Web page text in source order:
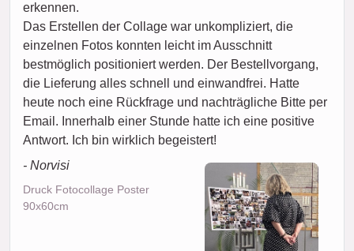
erkennen.
Das Erstellen der Collage war unkompliziert, die
einzelnen Fotos konnten leicht im Ausschnitt
bestmöglich positioniert werden. Der Bestellvorgang,
die Lieferung alles schnell und einwandfrei. Hatte
heute noch eine Rückfrage und nachträgliche Bitte per
Email. Innerhalb einer Stunde hatte ich eine positive
Antwort. Ich bin wirklich begeistert!
- Norvisi
Druck Fotocollage Poster
90x60cm